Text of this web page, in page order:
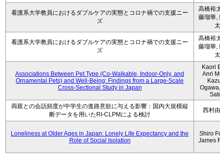
看護系大学教員におけるダブルケアの実態とコロナ禍での支援ニー
ズ
高橋裕
藤瑠華,
太
看護系大学教員におけるダブルケアの実態とコロナ禍での支援ニー
ズ
高橋裕
藤瑠華,
太
Associations Between Pet Type (Co-Walkable, Indoor-Only, and
Ornamental Pets) and Well-Being: Findings from a Large-Scale
Cross-Sectional Study in Japan
Kaori
Anri
両親との会話頻度が中学生の進路意欲に与える影響：国内大規模縦
断データを用いたRI-CLPMによる検討
西村
Loneliness at Older Ages in Japan: Lonely Life Expectancy and the
Role of Social Isolation
Shiro
James